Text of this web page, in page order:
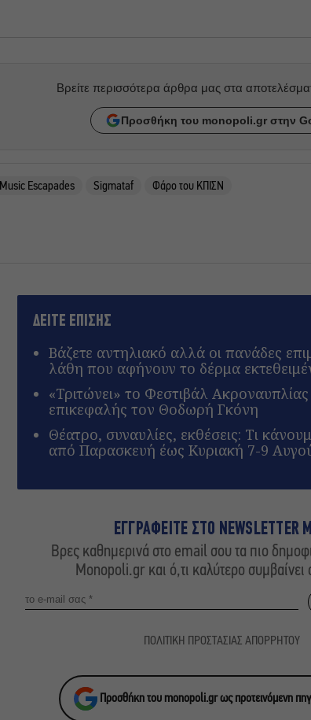
Βρείτε περισσότερα άρθρα μας στα
Προσθήκη του monopoli.gr στην
Music Escapades Sigmataf Φάρο του ΚΠΙΣΝ
ΔΕΙΤΕ ΕΠΙΣΗΣ
Βάζετε αντηλιακό αλλά οι πανάδες
λάθη που αφήνουν το δέρμα
«Τριτώνει» το Φεστιβάλ
επικεφαλής τον Θοδωρή Γκόνη
Θέατρο, συναυλίες, εκθέσεις: Τι
από Παρασκευή έως Κυριακή 7-9
ΕΓΓΡΑΦΕΙΤΕ ΣΤΟ NEWSLETTER
Βρες καθημερινά στο email σου τα πιο
Monopoli.gr και ό,τι καλύτερο συμβαίνει
ΠΟΛΙΤΙΚΗ ΠΡΟΣΤΑΣΙΑΣ ΑΠΟΡΡΗΤΟΥ
Προσθήκη του monopoli.gr ως προτεινόμενη